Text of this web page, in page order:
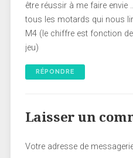
être réussir à me faire envie
tous les motards qui nous
M4 (le chiffre est fonction
jeu)
RÉPONDRE
Laisser un
Votre adresse de